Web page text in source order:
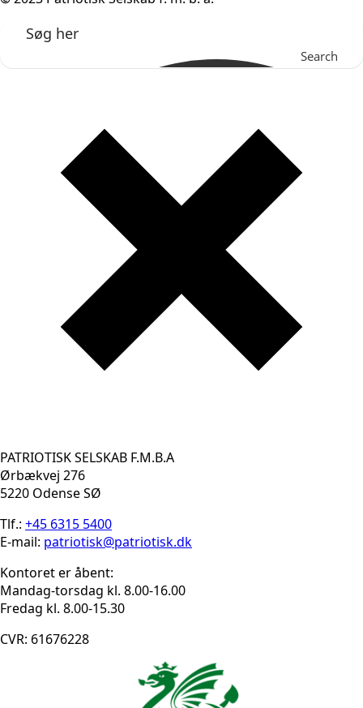
Search
PATRIOTISK SELSKAB F.M.B.A
Ørbækvej 276
5220 Odense SØ
Tlf.: +45 6315 5400
E-mail: patriotisk@patriotisk.dk
Kontoret er åbent:
Mandag-torsdag kl. 8.00-16.00
Fredag kl. 8.00-15.30
CVR: 61676228